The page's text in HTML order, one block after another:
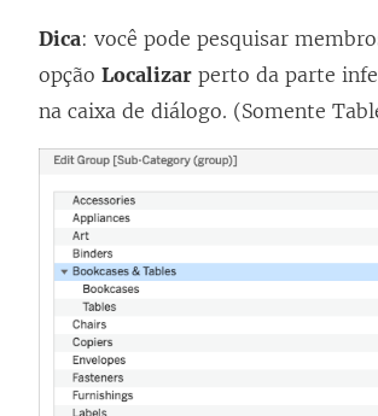
Dica: você pode pesquisar
opção Localizar perto da parte
na caixa de diálogo. (Somente